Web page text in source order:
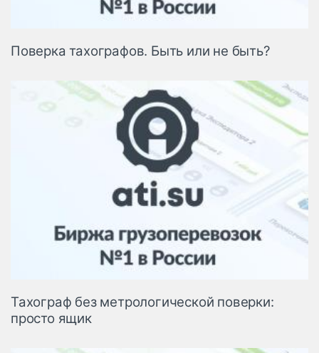
Поверка тахографов. Быть или не быть?
Тахограф без метрологической поверки:
просто ящик